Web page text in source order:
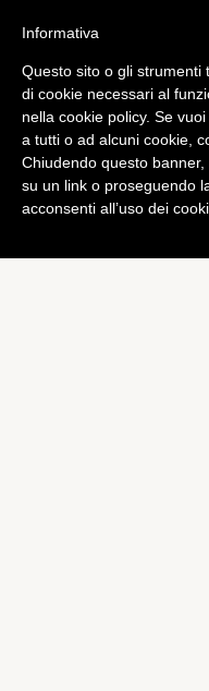
App
Telegram
con codice
di Redazione
Informativa
Questo sito o gli strumenti
di cookie necessari al
nella cookie policy. Se
a tutti o ad alcuni cookie,
Chiudendo questo
su un link o proseguendo
acconsenti all’uso dei